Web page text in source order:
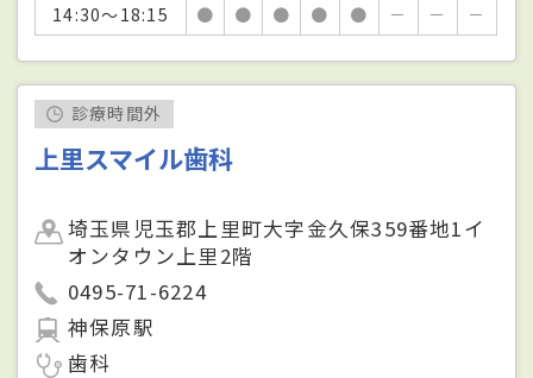
14:30～18:15
● ● ● ● ● － － －
診療時間外
上里スマイル歯科
埼玉県児玉郡上里町大字金久保359番地1イ
オンタウン上里2階
0495-71-6224
神保原駅
歯科